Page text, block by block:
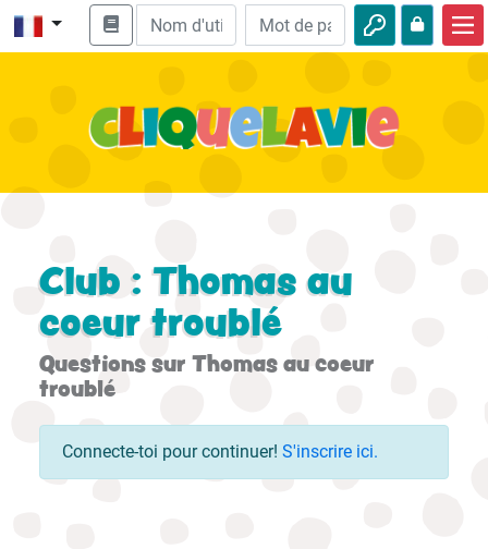
Enseignement biblique
Aventures
Club : Thomas au
coeur troublé
Questions sur Thomas au coeur
troublé
Connecte-toi pour continuer! S'inscrire ici.